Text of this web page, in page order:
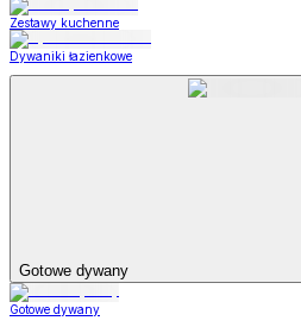
Zestawy kuchenne
Dywaniki łazienkowe
Gotowe dywany
Gotowe dywany